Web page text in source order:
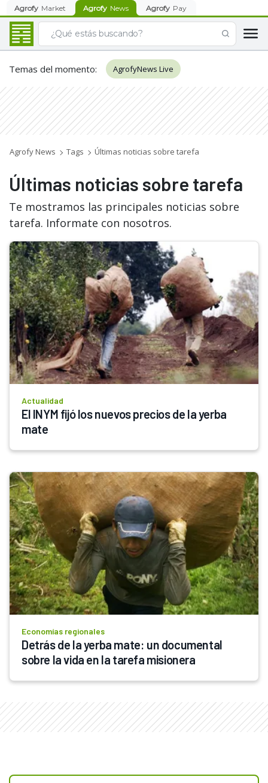
Agrofy Market Agrofy News Agrofy Pay
Temas del momento: AgrofyNews Live
Agrofy News Tags Últimas noticias sobre tarefa
Últimas noticias sobre tarefa
Te mostramos las principales noticias sobre
tarefa. Informate con nosotros.
Actualidad
El INYM fijó los nuevos precios de la yerba
mate
Economías regionales
Detrás de la yerba mate: un documental
sobre la vida en la tarefa misionera